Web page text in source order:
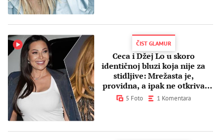
ČIST GLAMUR
Ceca i Džej Lo u skoro
identičnoj bluzi koja nije za
stidljive: Mrežasta je,
providna, a ipak ne otkriva
previše
5 Foto 1 Komentara